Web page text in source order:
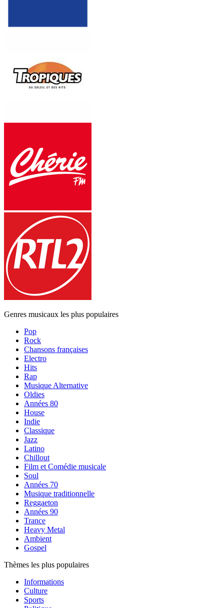
Genres musicaux les plus populaires
Pop
Rock
Chansons françaises
Electro
Hits
Rap
Musique Alternative
Oldies
Années 80
House
Indie
Classique
Jazz
Latino
Chillout
Film et Comédie musicale
Soul
Années 70
Musique traditionnelle
Reggaeton
Années 90
Trance
Heavy Metal
Ambient
Gospel
Thèmes les plus populaires
Informations
Culture
Sports